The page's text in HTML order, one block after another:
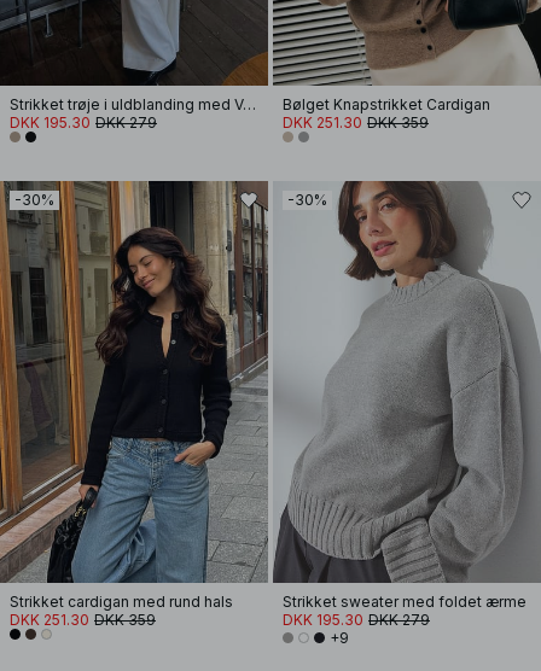
Strikket trøje i uldblanding med V-udskæring
DKK 195.30 DKK 279
Bølget Knapstrikket Cardigan
DKK 251.30 DKK 359
-30%
Strikket cardigan med rund hals
DKK 251.30 DKK 359
-30%
Strikket sweater med foldet ærme
DKK 195.30 DKK 279
+9